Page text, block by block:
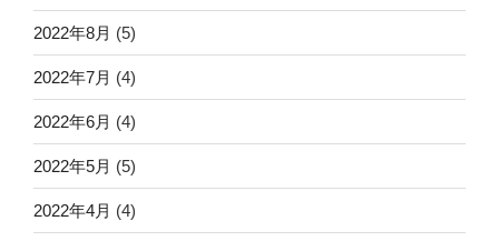
2022年8月 (5)
2022年7月 (4)
2022年6月 (4)
2022年5月 (5)
2022年4月 (4)